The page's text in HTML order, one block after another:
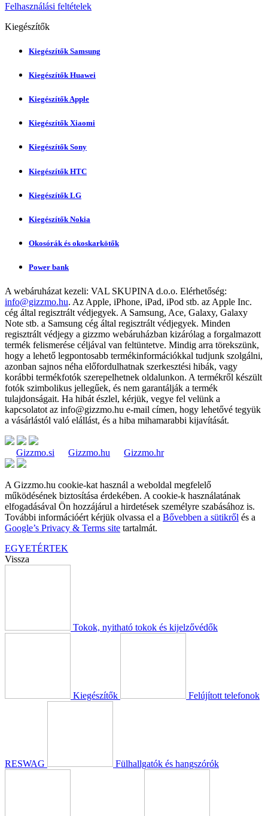
Felhasználási feltételek
Kiegészítők
Kiegészítők Samsung
Kiegészítők Huawei
Kiegészítők Apple
Kiegészítők Xiaomi
Kiegészítők Sony
Kiegészítők HTC
Kiegészítők LG
Kiegészítők Nokia
Okosórák és okoskarkötők
Power bank
A webáruházat kezeli: VAL SKUPINA d.o.o. Elérhetőség:
info@gizzmo.hu. Az Apple, iPhone, iPad, iPod stb. az Apple Inc.
cég által regisztrált védjegyek. A Samsung, Ace, Galaxy, Galaxy
Note stb. a Samsung cég által regisztrált védjegyek. Minden
regisztrált védjegy a gizzmo webáruházban kizárólag a forgalmazott
termék felismerése céljával van feltüntetve. Mindig arra törekszünk,
hogy a lehető legpontosabb termékinformációkkal tudjunk szolgálni,
azonban sajnos néha előfordulhatnak szerkesztési hibák, vagy
korábbi termékfotók szerepelhetnek oldalunkon. A termékről készült
fotók szimbolikus jellegűek, és nem garantálják a termék
tulajdonságait. Ha hibát észlel, kérjük, vegye fel velünk a
kapcsolatot az info@gizzmo.hu e-mail címen, hogy lehetővé tegyük
a vásárlástól való elállást, és a hiba mihamarabbi kijavítását.
Gizzmo.si Gizzmo.hu Gizzmo.hr
A Gizzmo.hu cookie-kat használ a weboldal megfelelő
működésének biztosítása érdekében. A cookie-k használatának
elfogadásával Ön hozzájárul a hirdetések személyre szabásához is.
További információért kérjük olvassa el a Bővebben a sütikről és a
Google’s Privacy & Terms site tartalmát.
EGYETÉRTEK
Vissza
Tokok, nyitható tokok és kijelzővédők
Kiegészítők Felújított telefonok
RESWAG Fülhallgatók és hangszórók